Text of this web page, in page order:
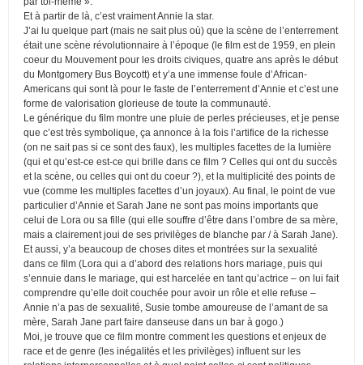
Et à partir de là, c’est vraiment Annie la star.
J’ai lu quelque part (mais ne sait plus où) que la scène de l’enterrement
était une scène révolutionnaire à l’époque (le film est de 1959, en plein
coeur du Mouvement pour les droits civiques, quatre ans après le début
du Montgomery Bus Boycott) et y’a une immense foule d’African-
Americans qui sont là pour le faste de l’enterrement d’Annie et c’est une
forme de valorisation glorieuse de toute la communauté.
Le générique du film montre une pluie de perles précieuses, et je pense
que c’est très symbolique, ça annonce à la fois l’artifice de la richesse
(on ne sait pas si ce sont des faux), les multiples facettes de la lumière
(qui et qu’est-ce est-ce qui brille dans ce film ? Celles qui ont du succès
et la scène, ou celles qui ont du coeur ?), et la multiplicité des points de
vue (comme les multiples facettes d’un joyaux). Au final, le point de vue
particulier d’Annie et Sarah Jane ne sont pas moins importants que
celui de Lora ou sa fille (qui elle souffre d’être dans l’ombre de sa mère,
mais a clairement joui de ses privilèges de blanche par / à Sarah Jane).
Et aussi, y’a beaucoup de choses dites et montrées sur la sexualité
dans ce film (Lora qui a d’abord des relations hors mariage, puis qui
s’ennuie dans le mariage, qui est harcelée en tant qu’actrice – on lui fait
comprendre qu’elle doit couchée pour avoir un rôle et elle refuse –
Annie n’a pas de sexualité, Susie tombe amoureuse de l’amant de sa
mère, Sarah Jane part faire danseuse dans un bar à gogo.)
Moi, je trouve que ce film montre comment les questions et enjeux de
race et de genre (les inégalités et les privilèges) influent sur les